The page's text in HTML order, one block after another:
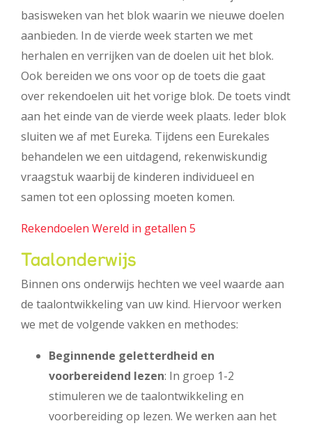
basisweken van het blok waarin we nieuwe doelen
aanbieden. In de vierde week starten we met
herhalen en verrijken van de doelen uit het blok.
Ook bereiden we ons voor op de toets die gaat
over rekendoelen uit het vorige blok. De toets vindt
aan het einde van de vierde week plaats. Ieder blok
sluiten we af met Eureka. Tijdens een Eurekales
behandelen we een uitdagend, rekenwiskundig
vraagstuk waarbij de kinderen individueel en
samen tot een oplossing moeten komen.
Rekendoelen Wereld in getallen 5
Taalonderwijs
Binnen ons onderwijs hechten we veel waarde aan
de taalontwikkeling van uw kind. Hiervoor werken
we met de volgende vakken en methodes:
Beginnende geletterdheid en
voorbereidend lezen: In groep 1-2
stimuleren we de taalontwikkeling en
voorbereiding op lezen. We werken aan het